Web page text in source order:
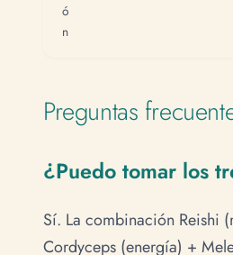
ó
n
Preguntas
¿Puedo tomar los
Sí. La combinación Reishi
Cordyceps (energía) +